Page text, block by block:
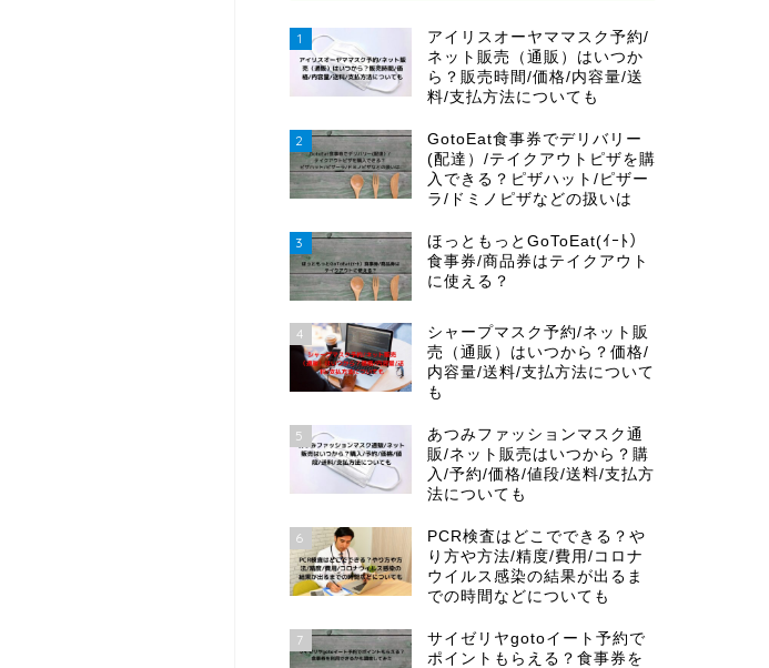
1
アイリスオーヤママスク予約/
ネット販売（通販）はいつか
ら？販売時間/価格/内容量/送
料/支払方法についても
2
GotoEat食事券でデリバリー
(配達）/テイクアウトピザを購
入できる？ピザハット/ピザー
ラ/ドミノピザなどの扱いは
3
ほっともっとGoToEat(ｲｰﾄ）
食事券/商品券はテイクアウト
に使える？
4
シャープマスク予約/ネット販
売（通販）はいつから？価格/
内容量/送料/支払方法について
も
5
あつみファッションマスク通
販/ネット販売はいつから？購
入/予約/価格/値段/送料/支払方
法についても
6
PCR検査はどこでできる？や
り方や方法/精度/費用/コロナ
ウイルス感染の結果が出るま
での時間などについても
7
サイゼリヤgotoイート予約で
ポイントもらえる？食事券を